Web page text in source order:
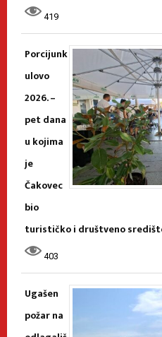
419
Porcijunk
ulovo
2026. –
pet dana
u kojima
je
Čakovec
bio
turističko i društveno
403
Ugašen
požar na